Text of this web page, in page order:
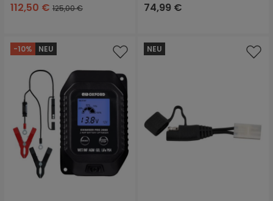
112,50 € 125,00 € 74,99 €
-10% NEU NEU